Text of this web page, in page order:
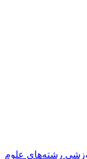
رشته‌های علوم